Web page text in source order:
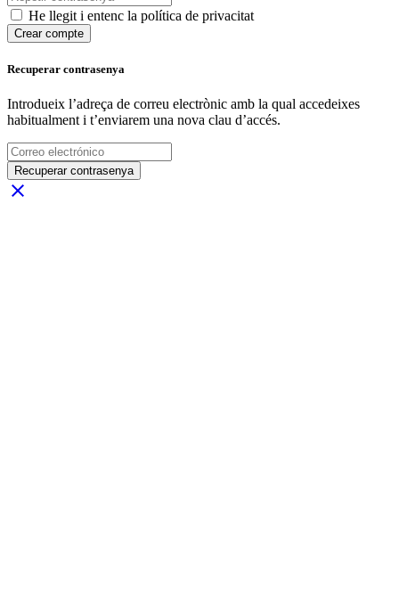
He llegit i entenc la política de privacitat
Crear compte
Recuperar contrasenya
Introdueix l’adreça de correu electrònic amb la qual accedeixes
habitualment i t’enviarem una nova clau d’accés.
Recuperar contrasenya
close